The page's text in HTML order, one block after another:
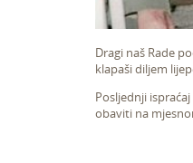
Dragi naš Rade
klapaši diljem
Posljednji
obaviti na